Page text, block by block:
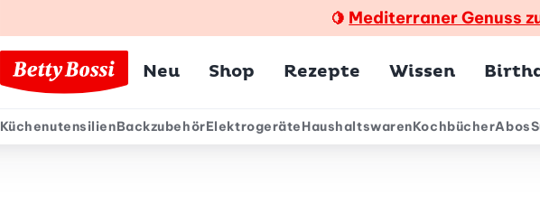
🍋 Mediterraner Genuss
Hauptmenü
Neu Shop Rezepte Wissen
Sekundärmenü
KüchenutensilienBackzubehörElektrogeräteHaushaltswarenKochbücherAbos